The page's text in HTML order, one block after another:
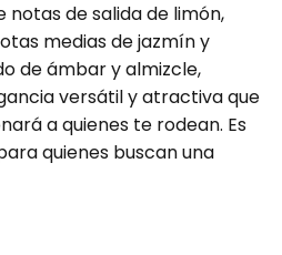
notas de salida de limón,
medias de jazmín y
de ámbar y almizcle,
versátil y atractiva que
a quienes te rodean. Es
quienes buscan una